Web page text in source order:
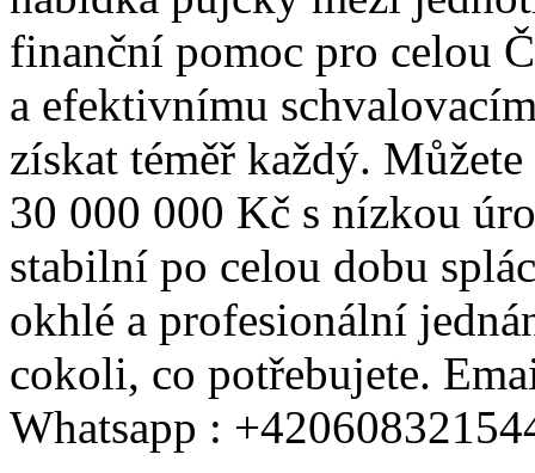
finanční pomoc pro celou
a efektivnímu
získat téměř každý.
30 000 000 Kč s nízkou
stabilní po celou dobu
okhlé a profesionální
cokoli, co potřebujete.
Whatsapp :